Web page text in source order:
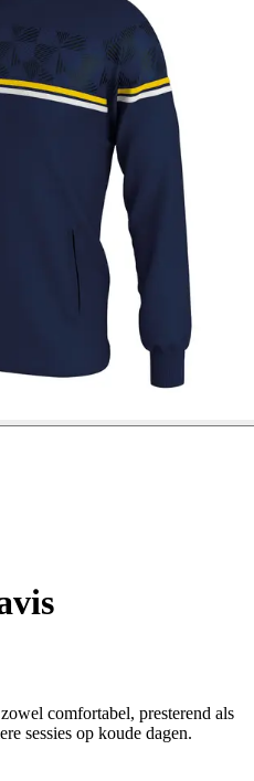
comfortabel, presterend als
sessies op koude dagen.